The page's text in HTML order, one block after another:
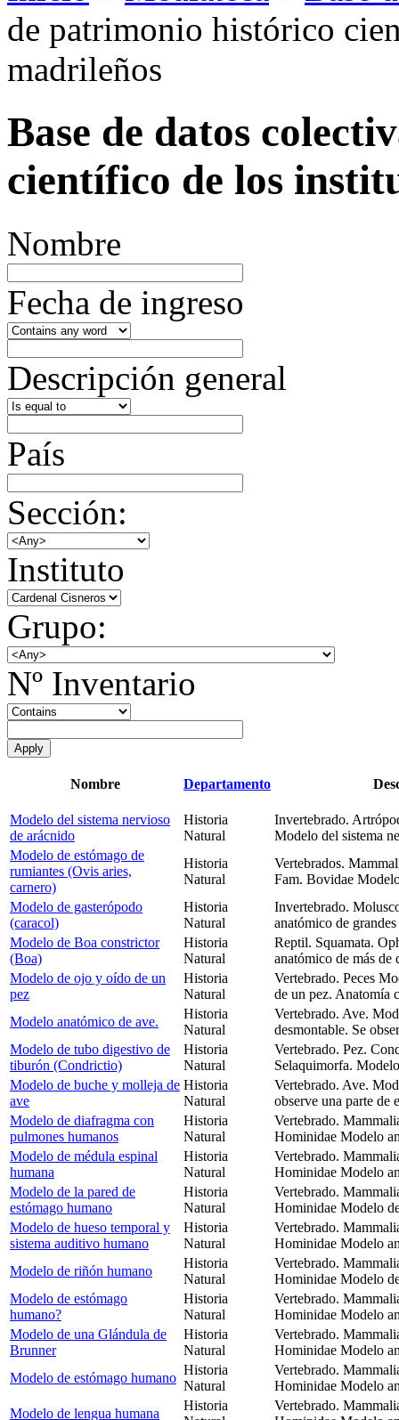
de patrimonio histórico
madrileños
Base de datos
científico de los
Nombre
Fecha de ingreso
Descripción general
País
Sección:
Instituto
Grupo:
Nº Inventario
Nombre Departamento
Modelo del sistema nervioso
de arácnido
Historia
Natural
Invertebrado.
Modelo del sistema
Modelo de estómago de
rumiantes (Ovis aries,
carnero)
Historia
Natural
Vertebrados.
Fam. Bovidae
Modelo de gasterópodo
(caracol)
Historia
Natural
Invertebrado.
anatómico de
Modelo de Boa constrictor
(Boa)
Historia
Natural
Reptil. Squamata.
anatómico de más de
Modelo de ojo y oído de un
pez
Historia
Natural
Vertebrado. Peces
de un pez. Anatomía
Modelo anatómico de ave.
Historia
Natural
Vertebrado. Ave.
desmontable. Se
Modelo de tubo digestivo de
tiburón (Condrictio)
Historia
Natural
Vertebrado. Pez.
Selaquimorfa.
Modelo de buche y molleja de
ave
Historia
Natural
Vertebrado. Ave.
observe una parte de
Modelo de diafragma con
pulmones humanos
Historia
Natural
Vertebrado.
Hominidae Modelo
Modelo de médula espinal
humana
Historia
Natural
Vertebrado.
Hominidae Modelo
Modelo de la pared de
estómago humano
Historia
Natural
Vertebrado.
Hominidae Modelo
Modelo de hueso temporal y
sistema auditivo humano
Historia
Natural
Vertebrado.
Hominidae Modelo
Modelo de riñón humano
Historia
Natural
Vertebrado.
Hominidae Modelo
Modelo de estómago
humano?
Historia
Natural
Vertebrado.
Hominidae Modelo
Modelo de una Glándula de
Brunner
Historia
Natural
Vertebrado.
Hominidae Modelo
Modelo de estómago humano
Historia
Natural
Vertebrado.
Hominidae Modelo
Modelo de lengua humana
Historia
Vertebrado.